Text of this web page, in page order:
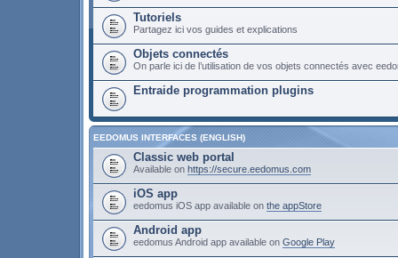
Tutoriels
Partagez ici vos guides et explications
Objets connectés
On parle ici de l’utilisation de vos objets connectés avec
Entraide programmation plugins
EEDOMUS INTERFACES (ENGLISH)
Classic web portal
Available on https://secure.eedomus.com
iOS app
eedomus iOS app available on the appStore
Android app
eedomus Android app available on Google Play